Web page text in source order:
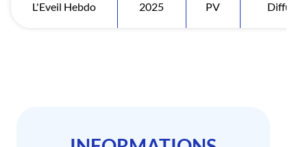
L'Eveil Hebdo 2025 PV